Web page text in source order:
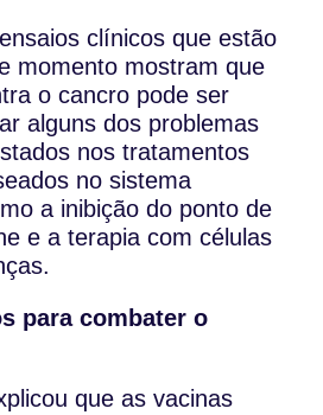
clínicos que estão
momento mostram que
o cancro pode ser
alguns dos problemas
nos tratamentos
no sistema
a inibição do ponto de
e a terapia com células
para combater o
que as vacinas